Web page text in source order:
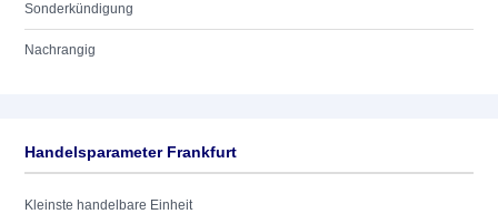
Sonderkündigung
Nachrangig
Handelsparameter Frankfurt
Kleinste handelbare Einheit